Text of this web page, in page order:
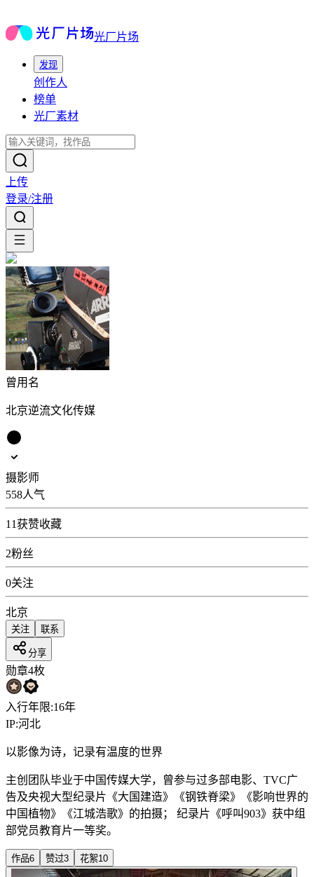
光厂片场
发现
创作人
榜单
光厂素材
上传
登录/注册
曾用名
北京逆流文化传媒
摄影师
558人气
11获赞收藏
2粉丝
0关注
北京
关注 联系
分享
勋章4枚
入行年限:16年
IP:河北
以影像为诗，记录有温度的世界
主创团队毕业于中国传媒大学，曾参与过多部电影、TVC广
告及央视大型纪录片《大国建造》《钢铁脊梁》《影响世界的
中国植物》《江城浩歌》的拍摄； 纪录片《呼叫903》获中组
部党员教育片一等奖。
作品6 赞过3 花絮10